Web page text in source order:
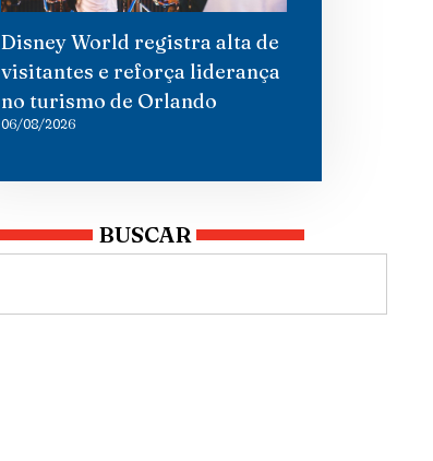
Disney World registra alta de
visitantes e reforça liderança
no turismo de Orlando
06/08/2026
BUSCAR